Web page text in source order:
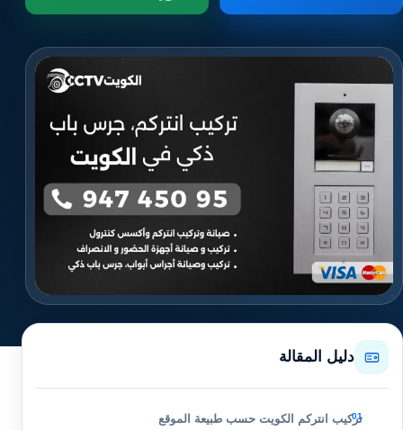
دليل المقالة
تركيب انتركم الكويت حسب طبيعة الموقع